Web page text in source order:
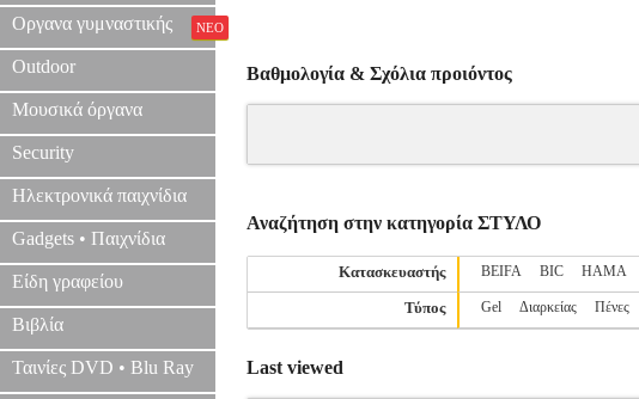
Οργανα γυμναστικής ΝΕΟ
Outdoor
Μουσικά όργανα
Security
Ηλεκτρονικά παιχνίδια
Gadgets • Παιχνίδια
Είδη γραφείου
Βιβλία
Ταινίες DVD • Blu Ray
Βαθμολογία & Σχόλια προιόντος
Αναζήτηση στην κατηγορία ΣΤΥΛΟ
Κατασκευαστής BEIFA BIC HAMA
Τύπος Gel Διαρκείας Πένες
Last viewed